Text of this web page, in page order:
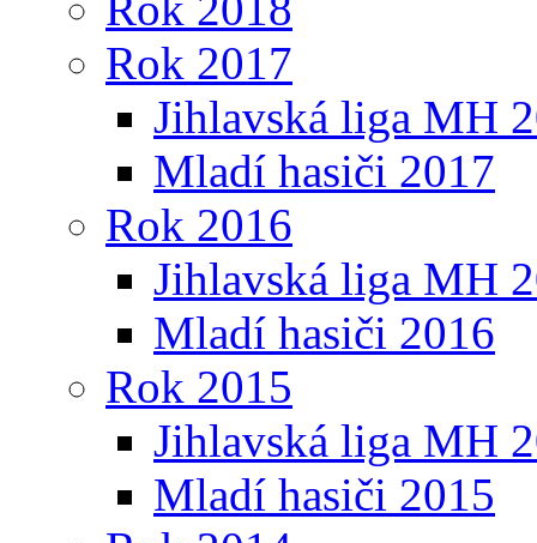
Rok 2017
Jihlavská liga MH
Mladí hasiči 2017
Rok 2016
Jihlavská liga MH
Mladí hasiči 2016
Rok 2015
Jihlavská liga MH
Mladí hasiči 2015